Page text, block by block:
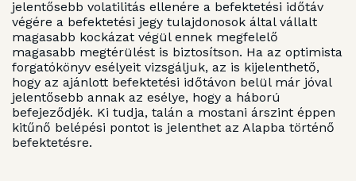
jelentősebb volatilitás ellenére a befektetési időtáv
végére a befektetési jegy tulajdonosok által vállalt
magasabb kockázat végül ennek megfelelő
magasabb megtérülést is biztosítson. Ha az optimista
forgatókönyv esélyeit vizsgáljuk, az is kijelenthető,
hogy az ajánlott befektetési időtávon belül már jóval
jelentősebb annak az esélye, hogy a háború
befejeződjék. Ki tudja, talán a mostani árszint éppen
kitűnő belépési pontot is jelenthet az Alapba történő
befektetésre.